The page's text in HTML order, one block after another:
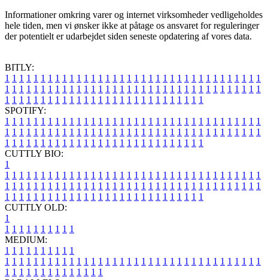
Informationer omkring varer og internet virksomheder vedligeholdes
hele tiden, men vi ønsker ikke at påtage os ansvaret for reguleringer
der potentielt er udarbejdet siden seneste opdatering af vores data.
BITLY:
1 1 1 1 1 1 1 1 1 1 1 1 1 1 1 1 1 1 1 1 1 1 1 1 1 1 1 1 1 1 1 1 1 1 1 1
1 1 1 1 1 1 1 1 1 1 1 1 1 1 1 1 1 1 1 1 1 1 1 1 1 1 1 1 1 1 1 1 1 1 1 1
1 1 1 1 1 1 1 1 1 1 1 1 1 1 1 1 1 1 1 1 1 1 1 1 1 1 1 1
SPOTIFY:
1 1 1 1 1 1 1 1 1 1 1 1 1 1 1 1 1 1 1 1 1 1 1 1 1 1 1 1 1 1 1 1 1 1 1 1
1 1 1 1 1 1 1 1 1 1 1 1 1 1 1 1 1 1 1 1 1 1 1 1 1 1 1 1 1 1 1 1 1 1 1 1
1 1 1 1 1 1 1 1 1 1 1 1 1 1 1 1 1 1 1 1 1 1 1 1 1 1 1 1
CUTTLY BIO:
1
1 1 1 1 1 1 1 1 1 1 1 1 1 1 1 1 1 1 1 1 1 1 1 1 1 1 1 1 1 1 1 1 1 1 1 1
1 1 1 1 1 1 1 1 1 1 1 1 1 1 1 1 1 1 1 1 1 1 1 1 1 1 1 1 1 1 1 1 1 1 1 1
1 1 1 1 1 1 1 1 1 1 1 1 1 1 1 1 1 1 1 1 1 1 1 1 1 1 1 1
CUTTLY OLD:
1
1 1 1 1 1 1 1 1 1 1
MEDIUM:
1 1 1 1 1 1 1 1 1 1
1 1 1 1 1 1 1 1 1 1 1 1 1 1 1 1 1 1 1 1 1 1 1 1 1 1 1 1 1 1 1 1 1 1 1 1
1 1 1 1 1 1 1 1 1 1 1 1 1 1